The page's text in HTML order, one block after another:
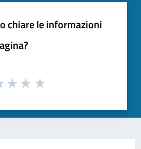
chiare le informazioni